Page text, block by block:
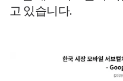
고 있습니다.